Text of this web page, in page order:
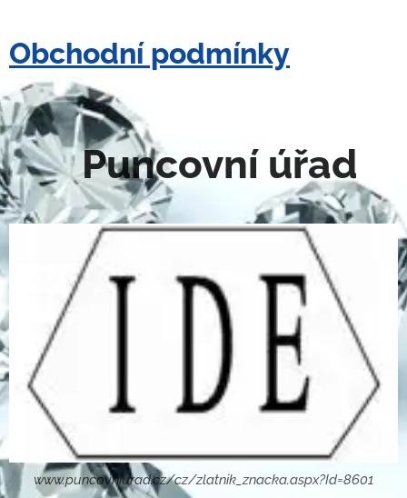
Obchodní podmínky
Puncovní úřad
www.puncovniurad.cz/cz/zlatnik_znacka.aspx?Id=8601